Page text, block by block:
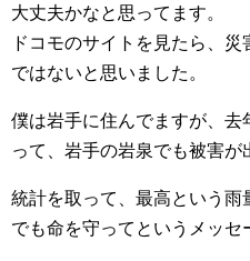
大丈夫かなと思ってます。
ドコモのサイトを見たら、
ではないと思いました。
僕は岩手に住んでますが、
って、岩手の岩泉でも被害が
統計を取って、最高という雨
でも命を守ってというメッセ